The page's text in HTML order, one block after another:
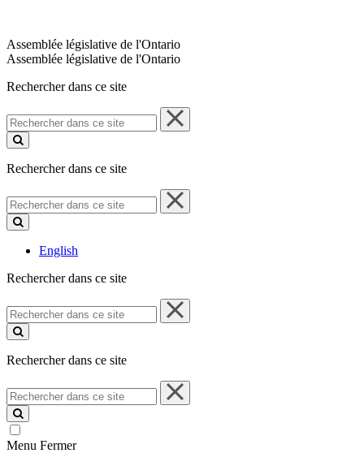
Assemblée législative de l'Ontario
Assemblée législative de l'Ontario
Rechercher dans ce site
Rechercher
dans
ce
Rechercher dans ce site
Rechercher
dans
ce
English
Rechercher dans ce site
Rechercher
dans
ce
Rechercher dans ce site
Rechercher
dans
ce
site
Menu Fermer